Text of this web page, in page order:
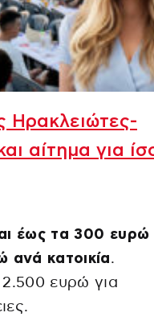
Ηρακλειώτες-
αίτημα για
έως τα 300
ανά κατοικία.
2.500 ευρώ για